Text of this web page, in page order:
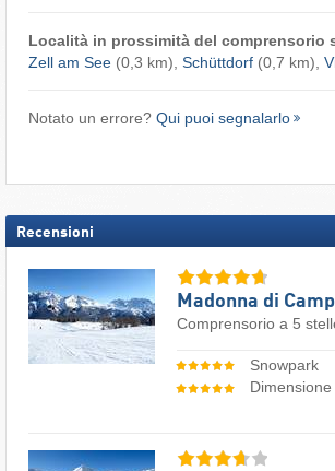
Località in prossimità del
Zell am See(0,3 km), Schüttdorf(0,7 km),
Notato un errore? Qui puoi segnalarlo
Recensioni
Madonna di
Comprensorio a 5
Snowpark
Dimensione